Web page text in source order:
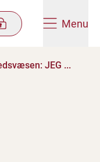
Menu
JEG ...